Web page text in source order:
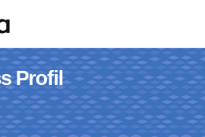
Profil